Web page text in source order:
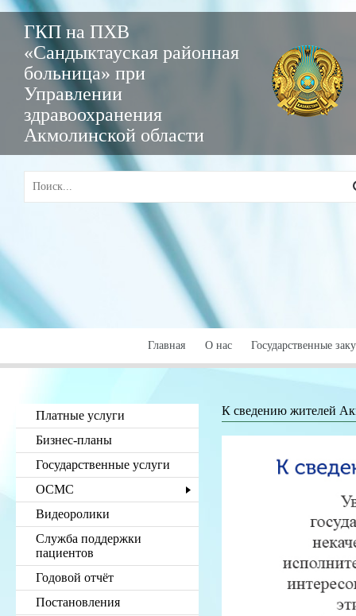
ГКП на ПХВ
«Сандыктауская районная
больница» при
Управлении
здравоохранения
Акмолинской области
Главная О нас Государственные
Платные услуги
Бизнес-планы
Государственные услуги
ОСМС
Видеоролики
Служба поддержки
пациентов
Годовой отчёт
Постановления
К сведению жителей